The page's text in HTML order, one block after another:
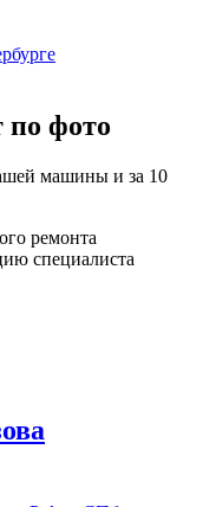
по фото
машины и за 10
ремонта
специалиста